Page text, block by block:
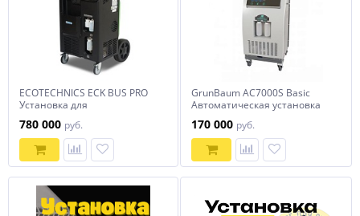
ECOTECHNICS ECK BUS PRO
Установка для
кондиционеров автобусов
780 000 руб.
GrunBaum AC7000S Basic
Автоматическая установка
автокондиционеров
170 000 руб.